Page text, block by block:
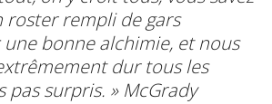
roster rempli de gars
une bonne alchimie, et nous
dur tous les
pas surpris. » McGrady